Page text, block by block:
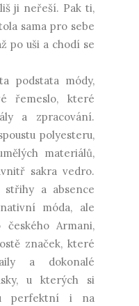
ji neřeší. Pak ti,
sama pro sebe
po uši a chodí se
podstata módy,
řemeslo, které
a zpracování.
polyesteru,
materiálů,
sakra vedro.
střihy a absence
móda, ale
Armani,
značek, které
a dokonalé
u kterých si
perfektní i na